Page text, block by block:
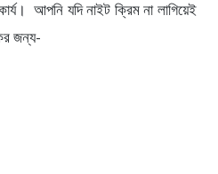
আপনি যদি নাইট ক্রিম না লাগিয়েই
জন্য-